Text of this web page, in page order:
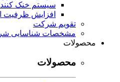
سیستم خنک
افزایش ظرفیت
تقویم شرکت
مشخصات شناسایی
محصولات
محصولات